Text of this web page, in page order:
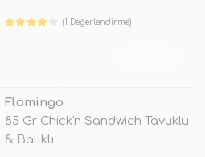
(1 Değerlendirme)
Flamingo
85 Gr Chick'n Sandwich Tavuklu
& Balıklı